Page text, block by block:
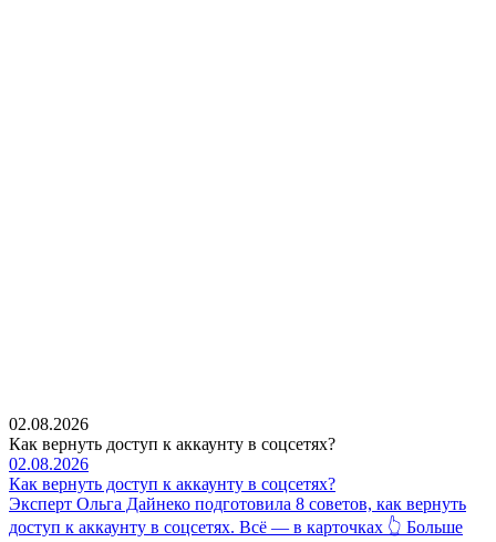
02.08.2026
Как вернуть доступ к аккаунту в соцсетях?
02.08.2026
Как вернуть доступ к аккаунту в соцсетях?
Эксперт Ольга Дайнеко подготовила 8 советов, как вернуть
доступ к аккаунту в соцсетях. Всё — в карточках 👆 Больше